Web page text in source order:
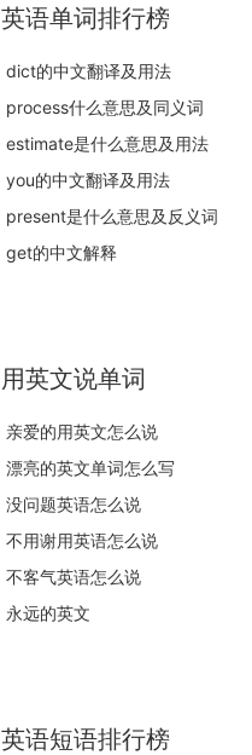
英语单词排行榜
dict的中文翻译及用法
process什么意思及同义词
estimate是什么意思及用法
you的中文翻译及用法
present是什么意思及反义词
get的中文解释
用英文说单词
亲爱的用英文怎么说
漂亮的英文单词怎么写
没问题英语怎么说
不用谢用英语怎么说
不客气英语怎么说
永远的英文
英语短语排行榜